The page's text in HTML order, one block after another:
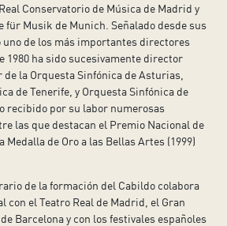
Conservatorio de Música de Madrid y
für Musik de Munich. Señalado desde sus
uno de los más importantes directores
1980 ha sido sucesivamente director
la Orquesta Sinfónica de Asturias,
de Tenerife, y Orquesta Sinfónica de
recibido por su labor numerosas
las que destacan el Premio Nacional de
Medalla de Oro a las Bellas Artes (1999)
de la formación del Cabildo colabora
con el Teatro Real de Madrid, el Gran
Barcelona y con los festivales españoles